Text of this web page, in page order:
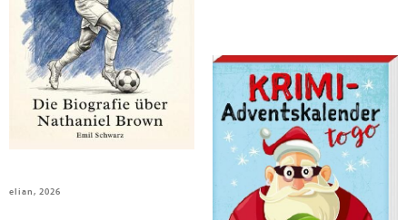
Schwarz, Emil
Die Biografie über Nathaniel
elian, 2026
Schwarz, Emil
Krimi-Adventskalender to go 6
Kaufmann Ernst Vlg GmbH, 2026